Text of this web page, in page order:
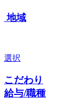
地域
選択
こだわり
給与/職種